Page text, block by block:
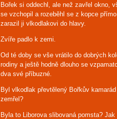
Bořek si oddechl, ale než zavřel okno,
se vzchopil a rozeběhl se z kopce
zarazil ji vlkodlakovi do hlavy.
Zvíře padlo k zemi.
Od té doby se vše vrátilo do dobrých
rodiny a ještě hodně dlouho se
dva své příbuzné.
Byl vlkodlak převtělený Bořkův
zemřel?
Byla to Liborova slibovaná pomsta?